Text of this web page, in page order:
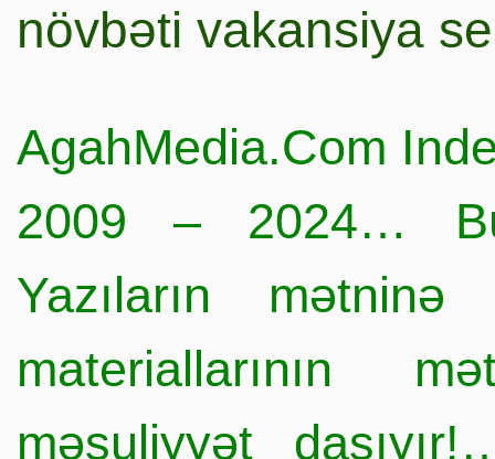
növbəti vakansiya
AgahMedia.Com
2009 – 2024…
Yazıların
materiallarının
məsuliyyət